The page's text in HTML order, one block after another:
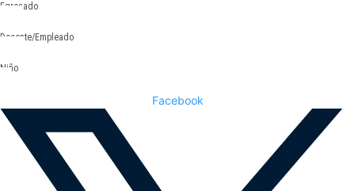
Egresado
Docente/Empleado
Niño
Facebook